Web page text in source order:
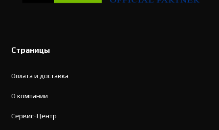
Страницы
Оплата и доставка
О компании
Сервис-Центр